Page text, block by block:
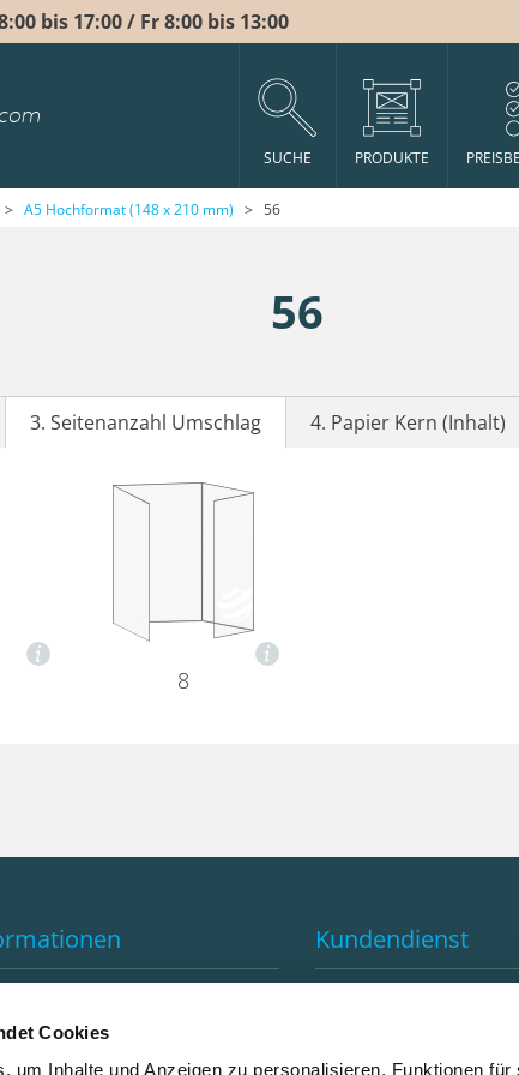
Cookies
um Inhalte und Anzeigen zu personalisieren, Funktionen für
bis 17:00 / Fr 8:00 bis 13:00
SUCHE PRODUKTE
> A5 Hochformat (148 x 210 mm) > 56
56
3. Seitenanzahl Umschlag 4. Papier Kern (Inhalt)
8
drucken
Kundendienst